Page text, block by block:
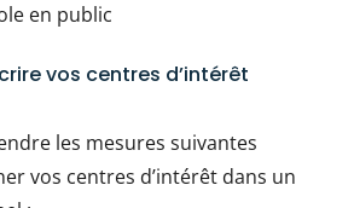
en public
vos centres d’intérêt
les mesures suivantes
vos centres d’intérêt dans un